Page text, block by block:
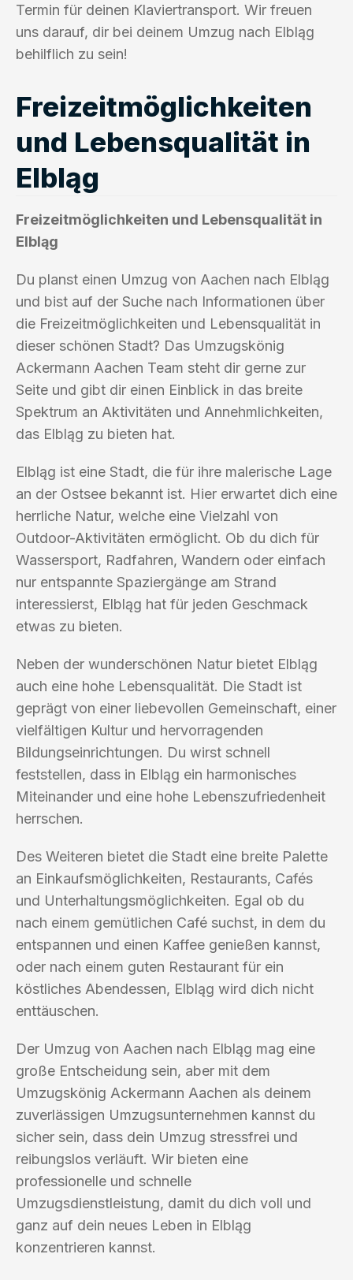
Termin für deinen Klaviertransport. Wir freuen
uns darauf, dir bei deinem Umzug nach Elbląg
behilflich zu sein!
Freizeitmöglichkeiten
und Lebensqualität in
Elbląg
Freizeitmöglichkeiten und Lebensqualität in
Elbląg
Du planst einen Umzug von Aachen nach Elbląg
und bist auf der Suche nach Informationen über
die Freizeitmöglichkeiten und Lebensqualität in
dieser schönen Stadt? Das Umzugskönig
Ackermann Aachen Team steht dir gerne zur
Seite und gibt dir einen Einblick in das breite
Spektrum an Aktivitäten und Annehmlichkeiten,
das Elbląg zu bieten hat.
Elbląg ist eine Stadt, die für ihre malerische Lage
an der Ostsee bekannt ist. Hier erwartet dich eine
herrliche Natur, welche eine Vielzahl von
Outdoor-Aktivitäten ermöglicht. Ob du dich für
Wassersport, Radfahren, Wandern oder einfach
nur entspannte Spaziergänge am Strand
interessierst, Elbląg hat für jeden Geschmack
etwas zu bieten.
Neben der wunderschönen Natur bietet Elbląg
auch eine hohe Lebensqualität. Die Stadt ist
geprägt von einer liebevollen Gemeinschaft, einer
vielfältigen Kultur und hervorragenden
Bildungseinrichtungen. Du wirst schnell
feststellen, dass in Elbląg ein harmonisches
Miteinander und eine hohe Lebenszufriedenheit
herrschen.
Des Weiteren bietet die Stadt eine breite Palette
an Einkaufsmöglichkeiten, Restaurants, Cafés
und Unterhaltungsmöglichkeiten. Egal ob du
nach einem gemütlichen Café suchst, in dem du
entspannen und einen Kaffee genießen kannst,
oder nach einem guten Restaurant für ein
köstliches Abendessen, Elbląg wird dich nicht
enttäuschen.
Der Umzug von Aachen nach Elbląg mag eine
große Entscheidung sein, aber mit dem
Umzugskönig Ackermann Aachen als deinem
zuverlässigen Umzugsunternehmen kannst du
sicher sein, dass dein Umzug stressfrei und
reibungslos verläuft. Wir bieten eine
professionelle und schnelle
Umzugsdienstleistung, damit du dich voll und
ganz auf dein neues Leben in Elbląg
konzentrieren kannst.